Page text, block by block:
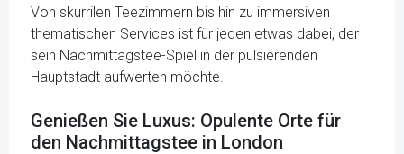
Von skurrilen Teezimmern bis hin zu immersiven
thematischen Services ist für jeden etwas dabei, der
sein Nachmittagstee-Spiel in der pulsierenden
Hauptstadt aufwerten möchte.
Genießen Sie Luxus: Opulente Orte für
den Nachmittagstee in London